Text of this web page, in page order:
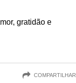
gratidão e
COMPARTILHAR